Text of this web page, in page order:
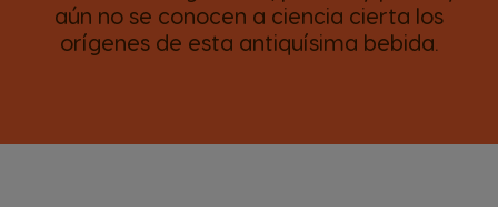
aún no se conocen a ciencia cierta los
orígenes de esta antiquísima bebida.